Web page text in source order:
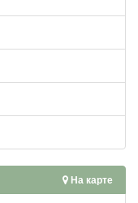
На карте